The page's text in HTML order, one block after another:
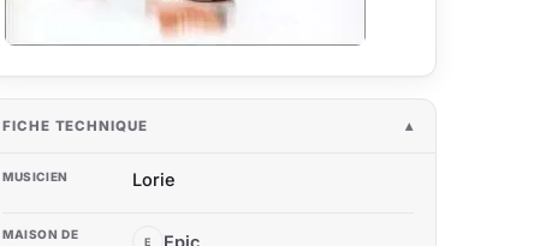
FICHE TECHNIQUE
MUSICIEN Lorie
MAISON DE
E Epic